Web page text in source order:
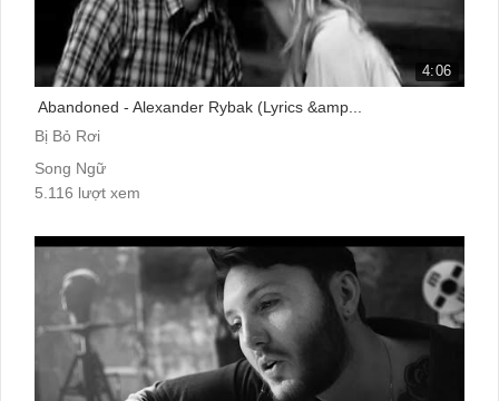
4:06
Abandoned - Alexander Rybak (Lyrics &amp...
Bị Bỏ Rơi
Song Ngữ
5.116 lượt xem